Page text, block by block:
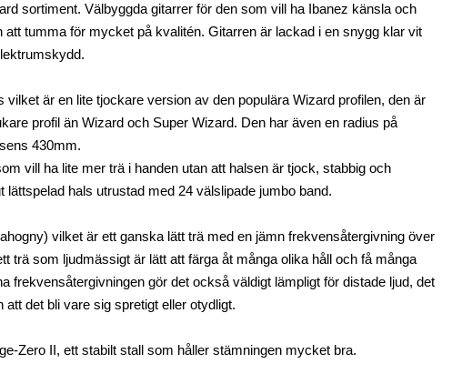
sortiment. Välbyggda gitarrer för den som vill ha Ibanez känsla och
att tumma för mycket på kvalitén. Gitarren är lackad i en snygg klar vit
vilket är en lite tjockare version av den populära Wizard profilen, den är
profil än Wizard och Super Wizard. Den har även en radius på
430mm.
vill ha lite mer trä i handen utan att halsen är tjock, stabbig och
lättspelad hals utrustad med 24 välslipade jumbo band.
vilket är ett ganska lätt trä med en jämn frekvensåtergivning över
trä som ljudmässigt är lätt att färga åt många olika håll och få många
frekvensåtergivningen gör det också väldigt lämpligt för distade ljud, det
att det bli vare sig spretigt eller otydligt.
Zero II, ett stabilt stall som håller stämningen mycket bra.